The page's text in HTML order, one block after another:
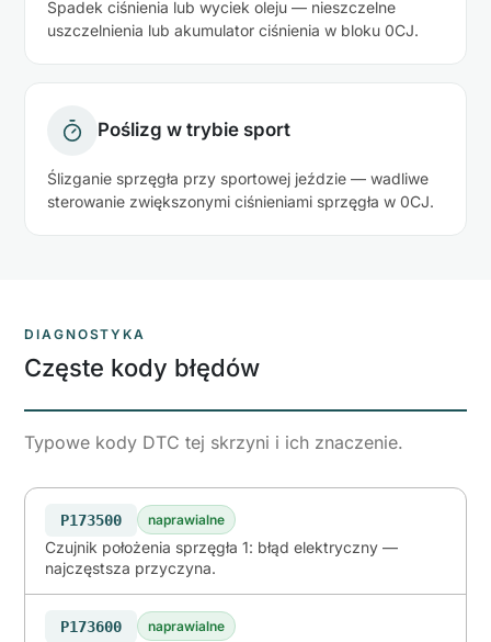
Spadek ciśnienia lub wyciek oleju — nieszczelne
uszczelnienia lub akumulator ciśnienia w bloku 0CJ.
Poślizg w trybie sport
Ślizganie sprzęgła przy sportowej jeździe — wadliwe
sterowanie zwiększonymi ciśnieniami sprzęgła w 0CJ.
DIAGNOSTYKA
Częste kody błędów
Typowe kody DTC tej skrzyni i ich znaczenie.
P173500
Czujnik położenia sprzęgła 1: błąd elektryczny —
najczęstsza przyczyna.
naprawialne
P173600 naprawialne